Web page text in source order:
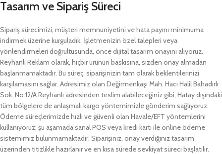
Tasarım ve Sipariş Süreci
Sipariş sürecimizi, müşteri memnuniyetini ve hata payını minimuma
indirmek üzerine kurguladık. İşletmenizin özel talepleri veya
yönlendirmeleri doğrultusunda, önce dijital tasarım onayını alıyoruz.
Reyhanlı Reklam olarak, hiçbir ürünün baskısına, sizden onay almadan
başlanmamaktadır. Bu süreç, siparişinizin tam olarak beklentilerinizi
karşılamasını sağlar. Adresimiz olan Değirmenkaşı Mah. Hacı Halil Bahadırlı
Sok. No:12/A Reyhanlı adresinden teslim alabileceğiniz gibi, Hatay dışındaki
tüm bölgelere de anlaşmalı kargo yöntemimizle gönderim sağlıyoruz.
Ödeme süreçlerimizde hızlı ve güvenli olan Havale/EFT yöntemlerini
kullanıyoruz; şu aşamada sanal POS veya kredi kartı ile online ödeme
sistemimiz bulunmamaktadır. Siparişiniz, onay verdiğiniz tasarım
üzerinden titizlikle hazırlanır ve en kısa sürede sevkiyat süreci başlatılır.